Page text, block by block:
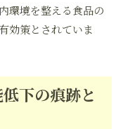
環境を整える食品の
効策とされていま
下の痕跡と